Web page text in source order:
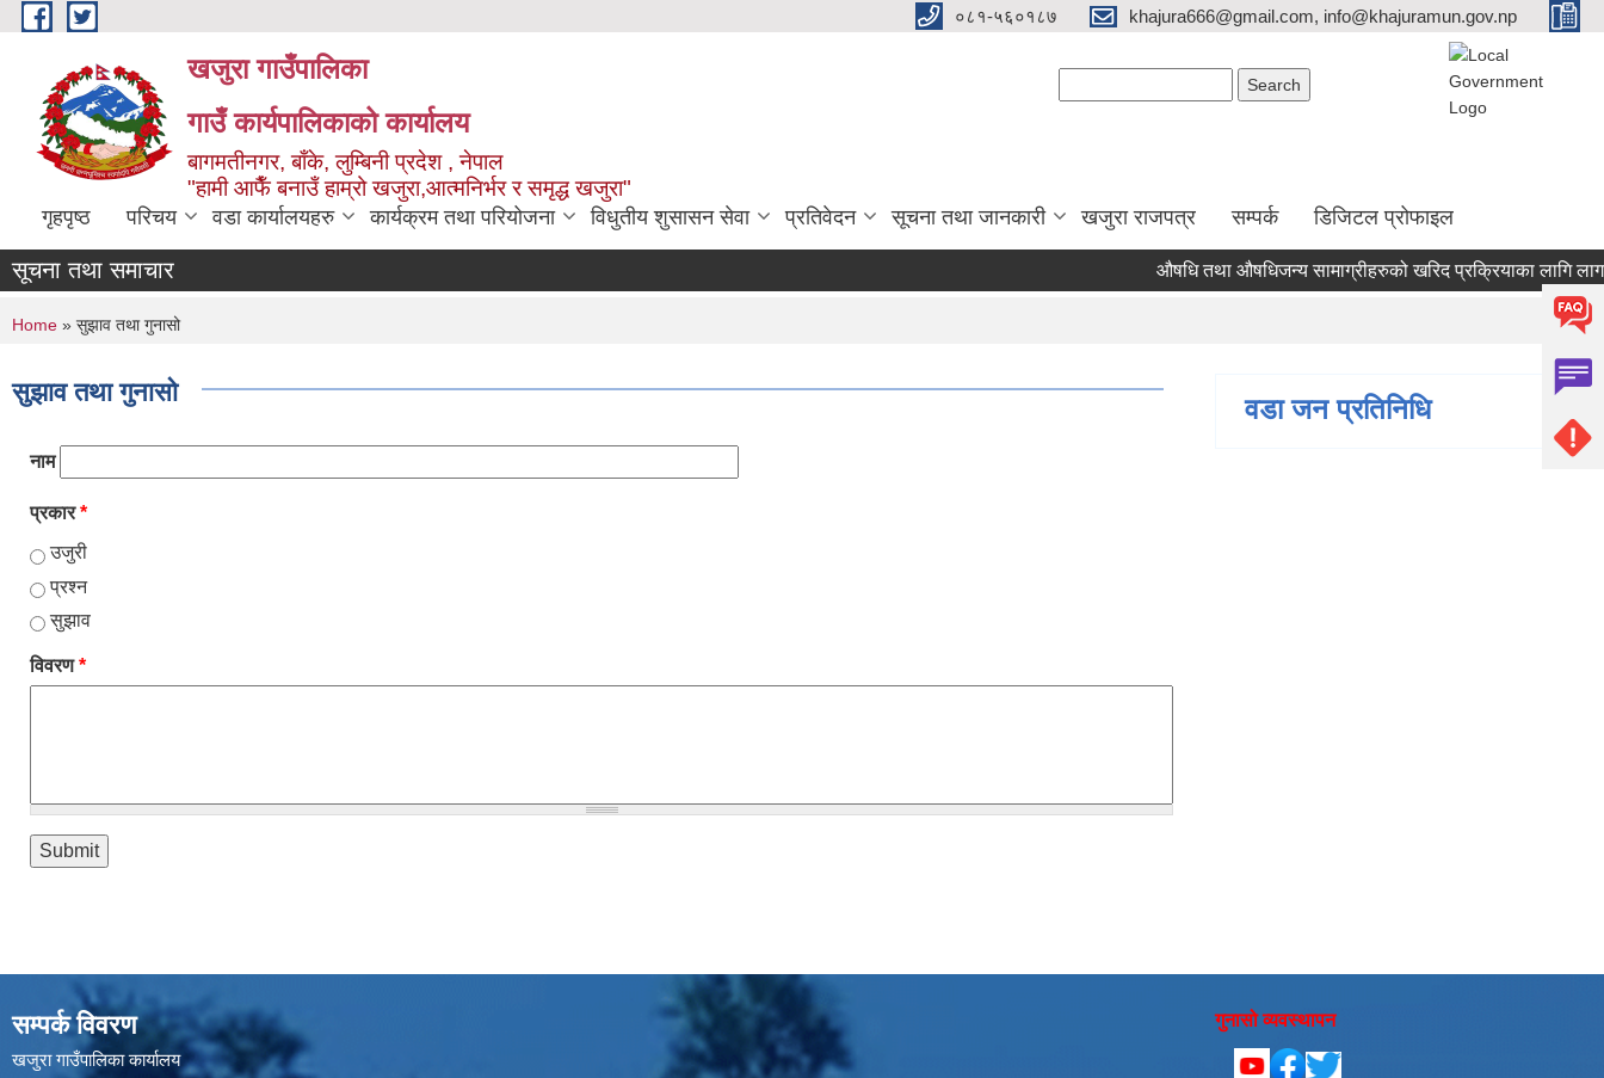
Skip to main content ०८१-५६०१८७ khajura666@gmail.com, info@khajuramun.gov.np
खजुरा गाउँपालिका
गाउँ कार्यपालिकाको कार्यालय
बागमतीनगर, बाँके, लुम्बिनी प्रदेश , नेपाल
"हामी आफैँ बनाउँ हाम्रो खजुरा,आत्मनिर्भर र समृद्ध खजुरा"
गृहपृष्ठ परिचय वडा कार्यालयहरु कार्यक्रम तथा परियोजना विधुतीय शुसासन सेवा प्रतिवेदन सूचना तथा जानकारी खजुरा राजपत्र सम्पर्क डिजिटल प्रोफाइल
सूचना तथा समाचार औषधि तथा औषधिजन्य सामाग्रीहरुको खरिद प्रक्रियाका लागि लागत
You are here
Home » सुझाव तथा गुनासो
सुझाव तथा गुनासो
नाम
प्रकार*
उजुरी
प्रश्न
सुझाव
विवरण*
वडा जन प्रतिनिधि
सम्पर्क विवरण
खजुरा गाउँपालिका कार्यालय
गुनासो व्यवस्थापन